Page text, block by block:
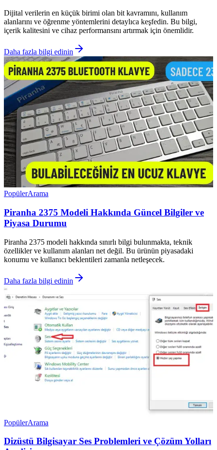
Dijital verilerin en küçük birimi olan bit kavramını, kullanım
alanlarını ve öğrenme yöntemlerini detaylıca keşfedin. Bu bilgi,
içerik kalitesini ve cihaz performansını artırmak için önemlidir.
Daha fazla bilgi edinin
PopülerArama
Piranha 2375 Modeli Hakkında Güncel Bilgiler ve
Piyasa Durumu
Piranha 2375 modeli hakkında sınırlı bilgi bulunmakta, teknik
özellikler ve kullanım alanları net değil. Bu ürünün piyasadaki
konumu ve kullanıcı beklentileri zamanla netleşecek.
Daha fazla bilgi edinin
PopülerArama
Dizüstü Bilgisayar Ses Problemleri ve Çözüm Yolları